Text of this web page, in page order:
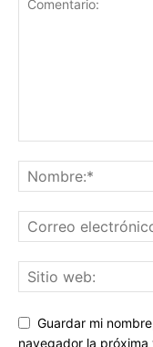
Guardar mi
navegador la